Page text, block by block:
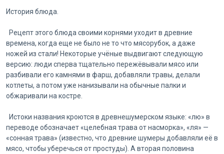
История блюда.
Рецепт этого блюда своими корнями уходит в древние
времена, когда еще не было не то что мясорубок, а даже
ножей из стали! Некоторые учёные выдвигают следующую
версию: люди сперва тщательно пережёвывали мясо или
разбивали его камнями в фарш, добавляли травы, делали
котлеты, а потом уже нанизывали на обычные палки и
обжаривали на костре.
Истоки названия кроются в древнешумерском языке: «лю» в
переводе обозначает «целебная трава от насморка», «ля» —
«сонная трава» (известно, что древние шумеры добавляли её в
мясо, чтобы уберечься от простуды). А вторая половина